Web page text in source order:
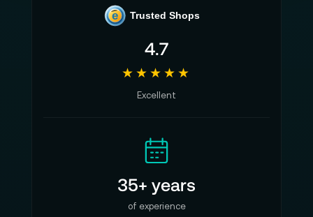
e Trusted Shops
4.7
★★★★★
Excellent
35+ years
of experience